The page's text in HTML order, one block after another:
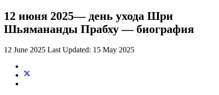
12 июня 2025— день ухода Шри
Шьямананды Прабху — биография
12 June 2025 Last Updated: 15 May 2025